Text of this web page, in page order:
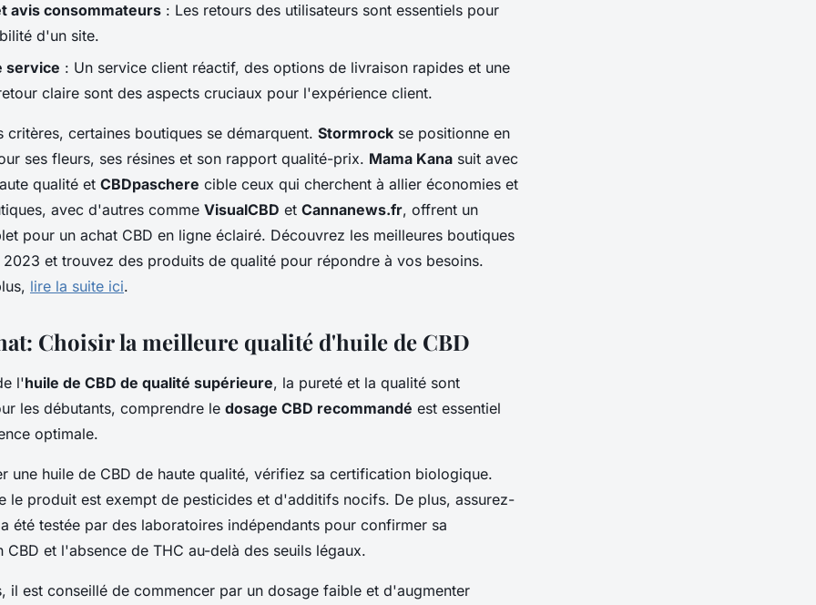
avis consommateurs : Les retours des utilisateurs sont essentiels pour
d'un site.
service : Un service client réactif, des options de livraison rapides et une
claire sont des aspects cruciaux pour l'expérience client.
critères, certaines boutiques se démarquent. Stormrock se positionne en
ses fleurs, ses résines et son rapport qualité-prix. Mama Kana suit avec
qualité et CBDpaschere cible ceux qui cherchent à allier économies et
avec d'autres comme VisualCBD et Cannanews.fr, offrent un
pour un achat CBD en ligne éclairé. Découvrez les meilleures boutiques
2023 et trouvez des produits de qualité pour répondre à vos besoins.
lire la suite ici.
Choisir la meilleure qualité d'huile de CBD
l'huile de CBD de qualité supérieure, la pureté et la qualité sont
les débutants, comprendre le dosage CBD recommandé est essentiel
optimale.
une huile de CBD de haute qualité, vérifiez sa certification biologique.
le produit est exempt de pesticides et d'additifs nocifs. De plus, assurez-
été testée par des laboratoires indépendants pour confirmer sa
CBD et l'absence de THC au-delà des seuils légaux.
il est conseillé de commencer par un dosage faible et d'augmenter